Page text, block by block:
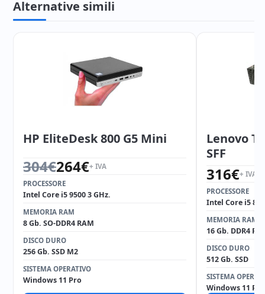
Alternative simili
HP EliteDesk 800 G5 Mini
304€
Il prezzo originale era: 304€.
264€
Il prezzo attuale è: 264€.
+ IVA
PROCESSORE
Intel Core i5 9500 3 GHz.
MEMORIA RAM
8 Gb. SO-DDR4 RAM
DISCO DURO
256 Gb. SSD M2
SISTEMA OPERATIVO
Windows 11 Pro
Lenovo
SFF
316€+ IVA
PROCESSORE
Intel Core i5
MEMORIA RAM
16 Gb. DDR4
DISCO DURO
512 Gb. SSD
SISTEMA
Windows 11 Pro